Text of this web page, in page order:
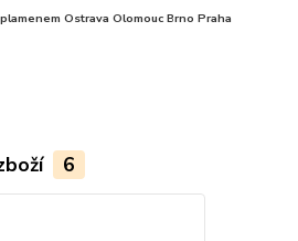
Ostrava Olomouc Brno Praha
6